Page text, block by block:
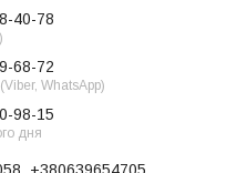
40-78
68-72
WhatsApp)
98-15
дня